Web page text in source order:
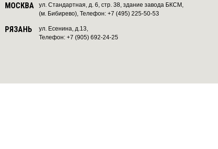
МОСКВА
ул. Стандартная, д. 6, стр. 38, здание завода БКСМ,
(м. Бибирево), Телефон: +7 (495) 225-50-53
РЯЗАНЬ
ул. Есенина, д.13,
Телефон: +7 (905) 692-24-25